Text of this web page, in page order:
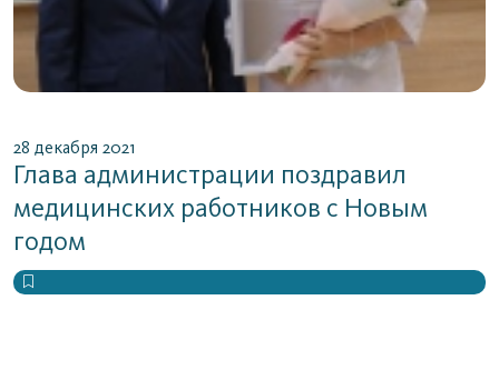
28 декабря 2021
Глава администрации поздравил
медицинских работников с Новым
годом